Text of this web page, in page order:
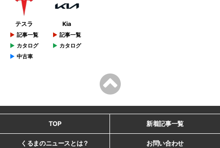
テスラ
記事一覧
カタログ
中古車
Kia
記事一覧
カタログ
TOP 新着記事一覧
くるまのニュースとは？ お問い合わせ